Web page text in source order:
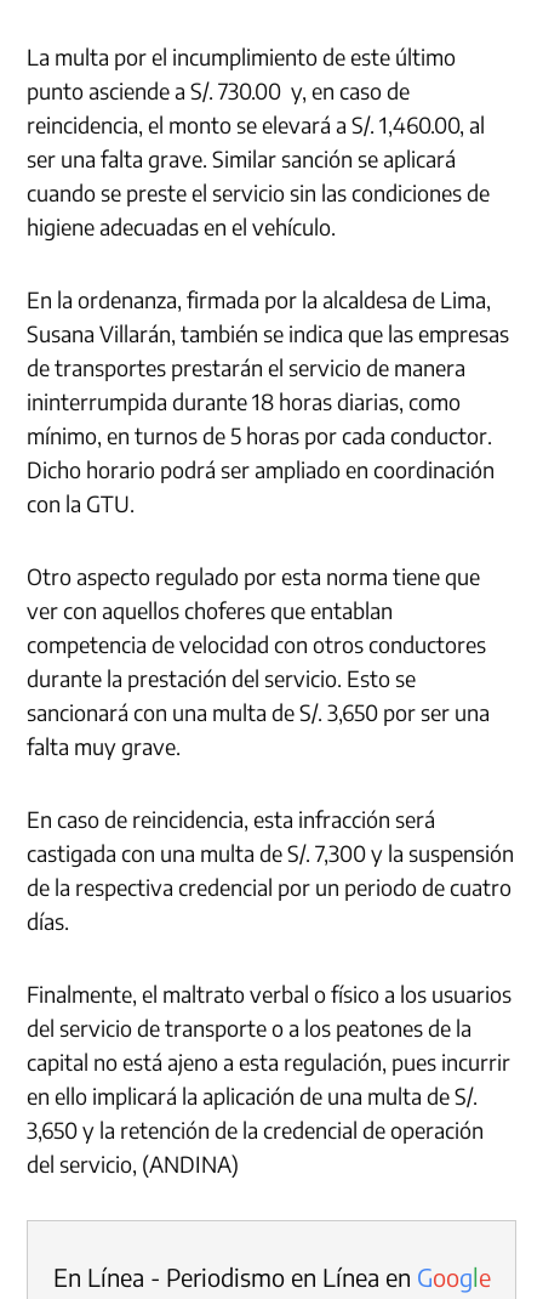
La multa por el incumplimiento de este último
punto asciende a S/. 730.00 y, en caso de
reincidencia, el monto se elevará a S/. 1,460.00, al
ser una falta grave. Similar sanción se aplicará
cuando se preste el servicio sin las condiciones de
higiene adecuadas en el vehículo.
En la ordenanza, firmada por la alcaldesa de Lima,
Susana Villarán, también se indica que las empresas
de transportes prestarán el servicio de manera
ininterrumpida durante 18 horas diarias, como
mínimo, en turnos de 5 horas por cada conductor.
Dicho horario podrá ser ampliado en coordinación
con la GTU.
Otro aspecto regulado por esta norma tiene que
ver con aquellos choferes que entablan
competencia de velocidad con otros conductores
durante la prestación del servicio. Esto se
sancionará con una multa de S/. 3,650 por ser una
falta muy grave.
En caso de reincidencia, esta infracción será
castigada con una multa de S/. 7,300 y la suspensión
de la respectiva credencial por un periodo de cuatro
días.
Finalmente, el maltrato verbal o físico a los usuarios
del servicio de transporte o a los peatones de la
capital no está ajeno a esta regulación, pues incurrir
en ello implicará la aplicación de una multa de S/.
3,650 y la retención de la credencial de operación
del servicio, (ANDINA)
En Línea - Periodismo en Línea en Google